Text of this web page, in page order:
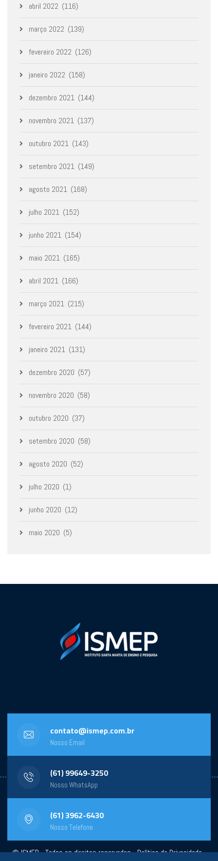
abril 2022 (116)
março 2022 (139)
fevereiro 2022 (126)
janeiro 2022 (158)
dezembro 2021 (144)
novembro 2021 (137)
outubro 2021 (143)
setembro 2021 (149)
agosto 2021 (168)
julho 2021 (152)
junho 2021 (154)
maio 2021 (165)
abril 2021 (166)
março 2021 (215)
fevereiro 2021 (144)
janeiro 2021 (131)
dezembro 2020 (57)
novembro 2020 (58)
outubro 2020 (37)
setembro 2020 (58)
agosto 2020 (52)
julho 2020 (1)
junho 2020 (12)
maio 2020 (5)
contato@ismep.com.br
Nosso Email
(61) 99649-3250
Nosso WhatsApp
(61) 3962-6430
Nosso Telefone
© ISMEP - Todos os direitos reservados -Política de Privacidade-